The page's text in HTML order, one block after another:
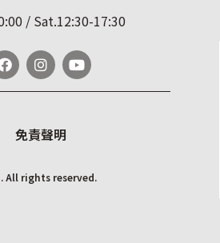
All rights reserved.
免責聲明
/ Sat.12:30-17:30